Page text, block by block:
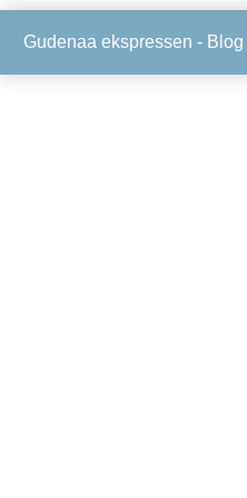
Gudenaa ekspressen - Blog